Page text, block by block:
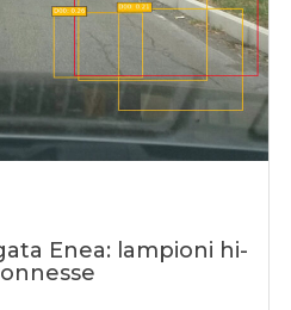
Enea: lampioni hi-